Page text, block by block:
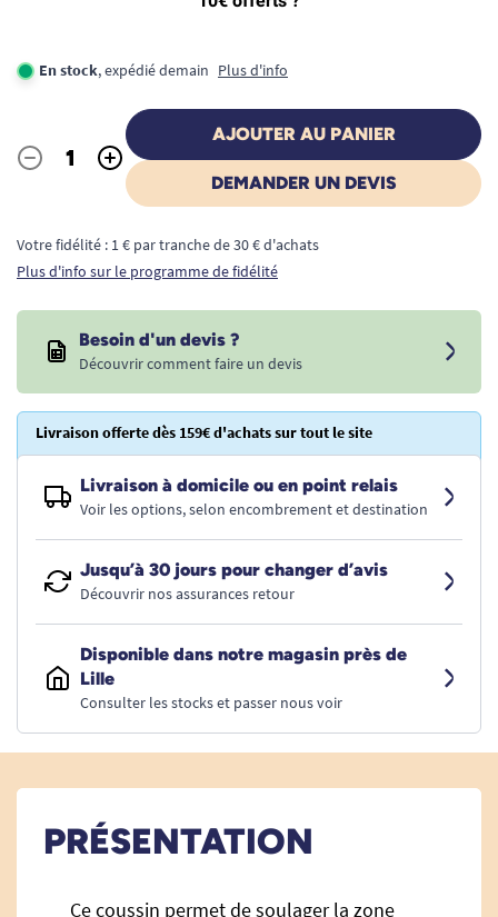
En stock, expédié demain Plus d'info
Quantité
- +
AJOUTER AU PANIER
DEMANDER UN DEVIS
Votre fidélité : 1 € par tranche de 30 € d'achats
Plus d'info sur le programme de fidélité
Besoin d'un devis ?
Découvrir comment faire un devis
Livraison offerte dès 159€ d'achats sur tout le site
Livraison à domicile ou en point relais
Voir les options, selon encombrement et destination
Jusqu’à 30 jours pour changer d’avis
Découvrir nos assurances retour
Disponible dans notre magasin près de
Lille
Consulter les stocks et passer nous voir
PRÉSENTATION
Ce coussin permet de soulager la zone